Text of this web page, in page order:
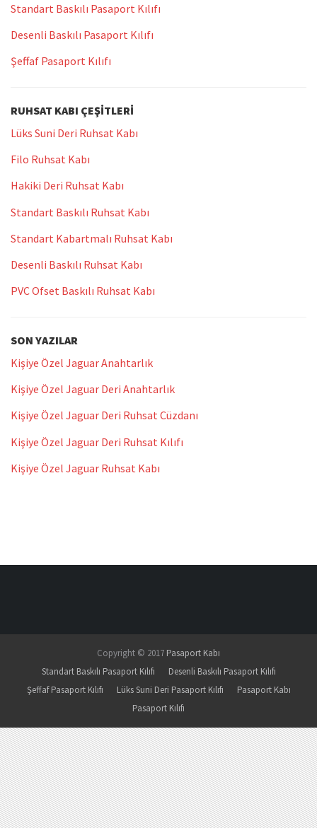
Standart Baskılı Pasaport Kılıfı
Desenli Baskılı Pasaport Kılıfı
Şeffaf Pasaport Kılıfı
RUHSAT KABI ÇEŞITLERI
Lüks Suni Deri Ruhsat Kabı
Filo Ruhsat Kabı
Hakiki Deri Ruhsat Kabı
Standart Baskılı Ruhsat Kabı
Standart Kabartmalı Ruhsat Kabı
Desenli Baskılı Ruhsat Kabı
PVC Ofset Baskılı Ruhsat Kabı
SON YAZILAR
Kişiye Özel Jaguar Anahtarlık
Kişiye Özel Jaguar Deri Anahtarlık
Kişiye Özel Jaguar Deri Ruhsat Cüzdanı
Kişiye Özel Jaguar Deri Ruhsat Kılıfı
Kişiye Özel Jaguar Ruhsat Kabı
Copyright © 2017 Pasaport Kabı
Standart Baskılı Pasaport Kılıfı
Desenli Baskılı Pasaport Kılıfı
Şeffaf Pasaport Kılıfı
Lüks Suni Deri Pasaport Kılıfı
Pasaport Kabı
Pasaport Kılıfı